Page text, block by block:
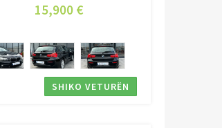
15,900 €
SHIKO VETURËN